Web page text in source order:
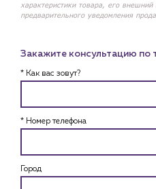
характеристики товара, его
предварительного уведомления
Закажите консультацию по
* Как вас зовут?
* Номер телефона
Город